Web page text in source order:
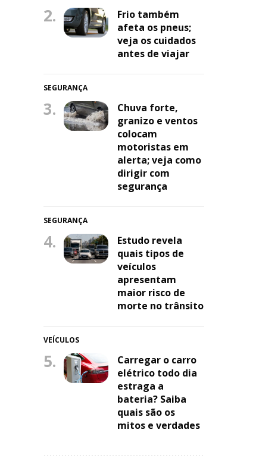
2.
Frio também
afeta os pneus;
veja os cuidados
antes de viajar
SEGURANÇA
3.
Chuva forte,
granizo e ventos
colocam
motoristas em
alerta; veja como
dirigir com
segurança
SEGURANÇA
4.
Estudo revela
quais tipos de
veículos
apresentam
maior risco de
morte no trânsito
VEÍCULOS
5.
Carregar o carro
elétrico todo dia
estraga a
bateria? Saiba
quais são os
mitos e verdades